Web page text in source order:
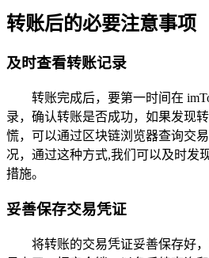
转账后的必要注意事项
及时查看转账记录
转账完成后，要第一时间在
录，确认转账是否成功，如果发现
慌，可以通过区块链浏览器查询交
况，通过这种方式,我们可以及时发
措施。
妥善保存交易凭证
将转账的交易凭证妥善保存好